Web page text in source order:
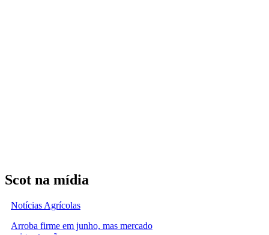
Scot na mídia
Notícias Agrícolas
Arroba firme em junho, mas mercado